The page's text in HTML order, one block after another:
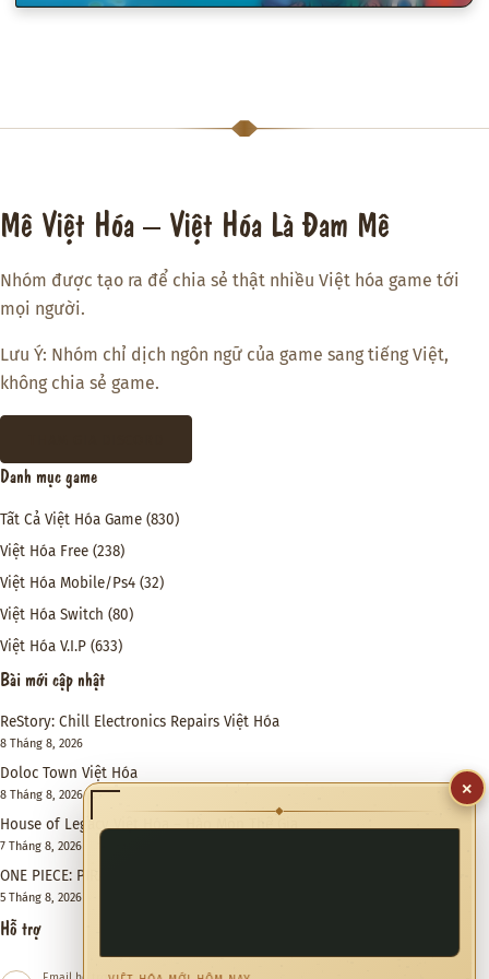
Mê Việt Hóa – Việt Hóa Là Đam Mê
Nhóm được tạo ra để chia sẻ thật nhiều Việt hóa game tới
mọi người.
Lưu Ý: Nhóm chỉ dịch ngôn ngữ của game sang tiếng Việt,
không chia sẻ game.
Danh mục game
Tất Cả Việt Hóa Game (830)
Việt Hóa Free (238)
Việt Hóa Mobile/Ps4 (32)
Việt Hóa Switch (80)
Việt Hóa V.I.P (633)
Bài mới cập nhật
ReStory: Chill Electronics Repairs Việt Hóa
8 Tháng 8, 2026
Doloc Town Việt Hóa
8 Tháng 8, 2026
House of Legacy Việt Hóa – Hào Môn Thế Gia
7 Tháng 8, 2026
ONE PIECE: PIRATE WARRIORS 4 Việt Hóa
5 Tháng 8, 2026
Hỗ trợ
×
◆